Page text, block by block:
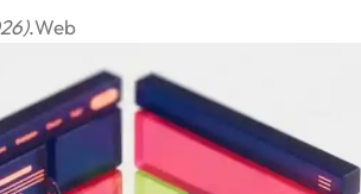
.Web